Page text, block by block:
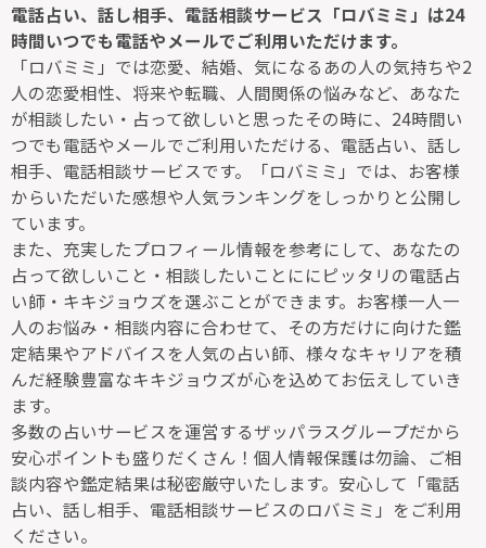
電話占い、話し相手、電話相談サービス「ロバミミ」は24
時間いつでも電話やメールでご利用いただけます。
「ロバミミ」では恋愛、結婚、気になるあの人の気持ちや2
人の恋愛相性、将来や転職、人間関係の悩みなど、あなた
が相談したい・占って欲しいと思ったその時に、24時間い
つでも電話やメールでご利用いただける、電話占い、話し
相手、電話相談サービスです。「ロバミミ」では、お客様
からいただいた感想や人気ランキングをしっかりと公開し
ています。
また、充実したプロフィール情報を参考にして、あなたの
占って欲しいこと・相談したいことににピッタリの電話占
い師・キキジョウズを選ぶことができます。お客様一人一
人のお悩み・相談内容に合わせて、その方だけに向けた鑑
定結果やアドバイスを人気の占い師、様々なキャリアを積
んだ経験豊富なキキジョウズが心を込めてお伝えしていき
ます。
多数の占いサービスを運営するザッパラスグループだから
安心ポイントも盛りだくさん！個人情報保護は勿論、ご相
談内容や鑑定結果は秘密厳守いたします。安心して「電話
占い、話し相手、電話相談サービスのロバミミ」をご利用
ください。